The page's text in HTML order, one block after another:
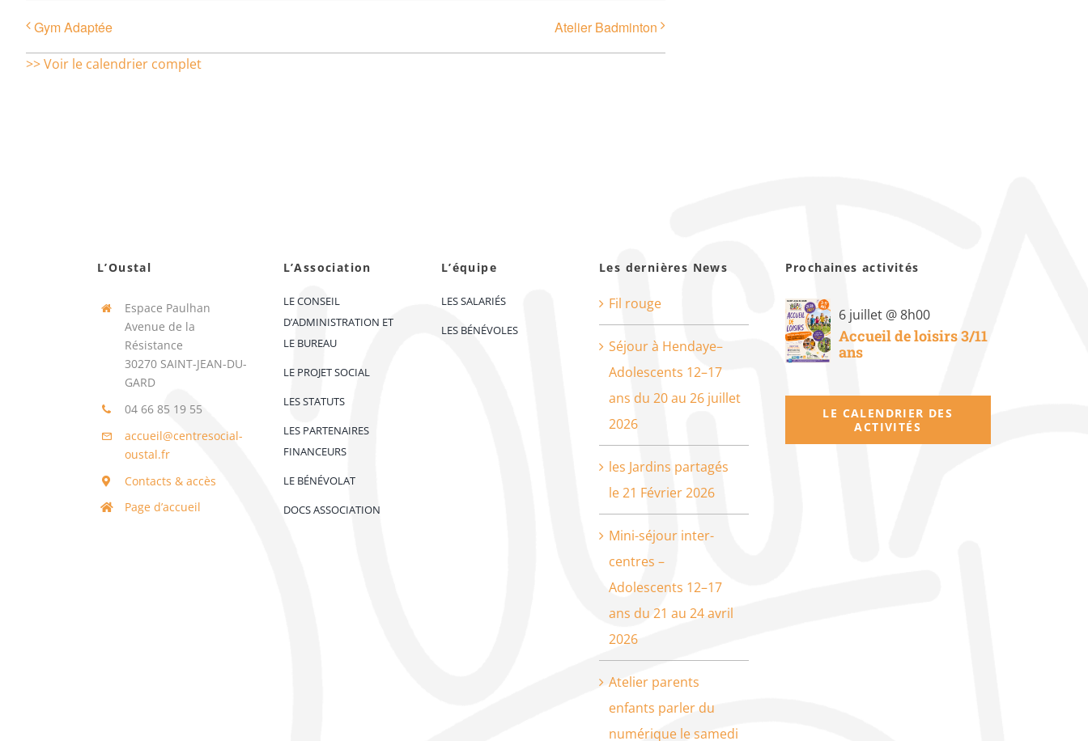
Gym Adaptée Atelier Badminton
>> Voir le calendrier complet
L’Oustal
Espace Paulhan
Avenue de la
Résistance
30270 SAINT-JEAN-DU-
GARD
04 66 85 19 55
accueil@centresocial-
oustal.fr
Contacts & accès
Page d’accueil
L’Association
LE CONSEIL
D’ADMINISTRATION ET
LE BUREAU
LE PROJET SOCIAL
LES STATUTS
LES PARTENAIRES
FINANCEURS
LE BÉNÉVOLAT
DOCS ASSOCIATION
L’équipe
LES SALARIÉS
LES BÉNÉVOLES
Les dernières News
Fil rouge
Séjour à Hendaye–
Adolescents 12–17
ans du 20 au 26 juillet
2026
les Jardins partagés
le 21 Février 2026
Mini-séjour inter-
centres –
Adolescents 12–17
ans du 21 au 24 avril
2026
Atelier parents
enfants parler du
numérique le samedi
Prochaines activités
6 juillet @ 8h00
Accueil de loisirs 3/11
ans
LE CALENDRIER DES
ACTIVITÉS